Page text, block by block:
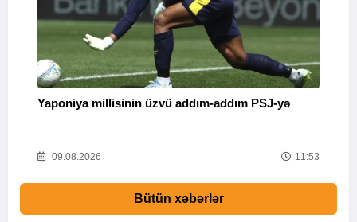
Yaponiya millisinin üzvü addım-addım PSJ-yə
09.08.2026 11:53
Bütün xəbərlər